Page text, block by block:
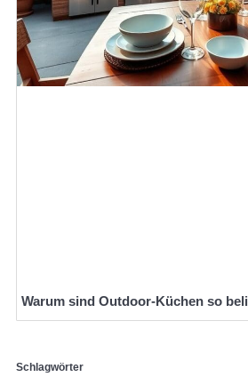
Warum sind Outdoor-Küchen so
Schlagwörter